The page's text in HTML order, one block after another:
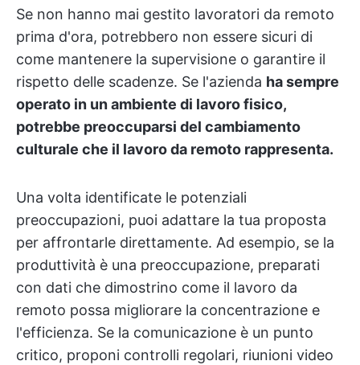
Se non hanno mai gestito lavoratori da remoto
prima d'ora, potrebbero non essere sicuri di
come mantenere la supervisione o garantire il
rispetto delle scadenze. Se l'azienda ha sempre
operato in un ambiente di lavoro fisico,
potrebbe preoccuparsi del cambiamento
culturale che il lavoro da remoto rappresenta.
Una volta identificate le potenziali
preoccupazioni, puoi adattare la tua proposta
per affrontarle direttamente. Ad esempio, se la
produttività è una preoccupazione, preparati
con dati che dimostrino come il lavoro da
remoto possa migliorare la concentrazione e
l'efficienza. Se la comunicazione è un punto
critico, proponi controlli regolari, riunioni video